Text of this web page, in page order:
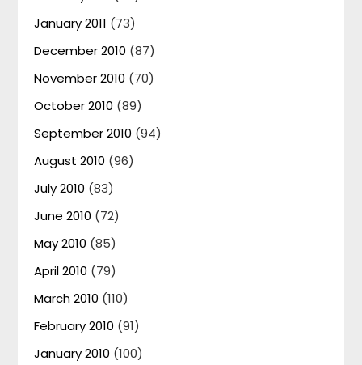
January 2011 (73)
December 2010 (87)
November 2010 (70)
October 2010 (89)
September 2010 (94)
August 2010 (96)
July 2010 (83)
June 2010 (72)
May 2010 (85)
April 2010 (79)
March 2010 (110)
February 2010 (91)
January 2010 (100)